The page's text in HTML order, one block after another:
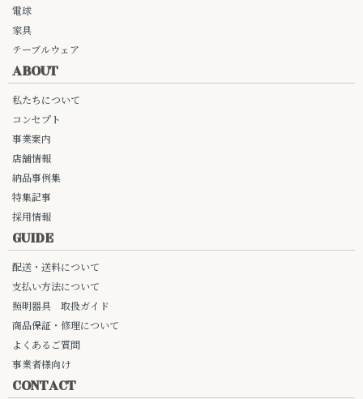
電球
家具
テーブルウェア
ABOUT
私たちについて
コンセプト
事業案内
店舗情報
納品事例集
特集記事
採用情報
GUIDE
配送・送料について
支払い方法について
照明器具 取扱ガイド
商品保証・修理について
よくあるご質問
事業者様向け
CONTACT